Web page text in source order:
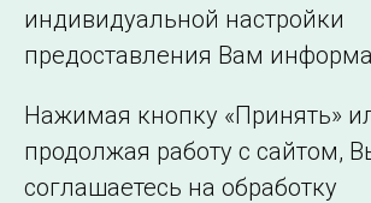
©2005–2026 АО «СО ЕЭС»
Филиалы и
Сведения об
организации
индивидуальной настройки
предоставления Вам
Нажимая кнопку «Принять»
продолжая работу с сайтом,
соглашаетесь на обработку